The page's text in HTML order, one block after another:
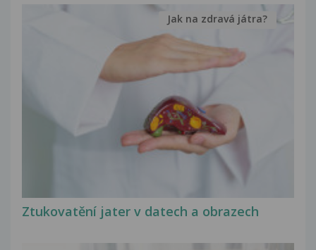
Ztukovatění jater v datech a obrazech
Jak na zdravá játra?